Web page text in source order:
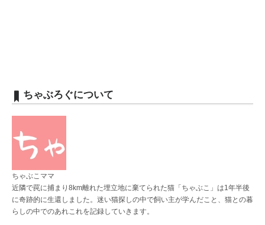
ちゃぶろぐについて
ちゃぶこママ
近隣で罠に捕まり8km離れた埋立地に棄てられた猫「ちゃぶこ」は1年半後
に奇跡的に生還しました。迷い猫探しの中で飼い主が学んだこと、猫との暮
らしの中でのあれこれを記録していきます。